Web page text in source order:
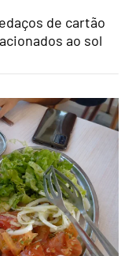
de cartão
ao sol